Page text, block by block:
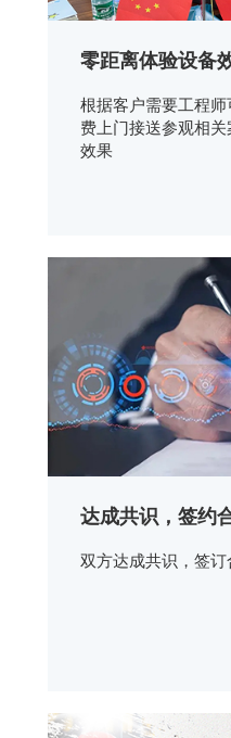
零距离体验设备
根据客户需要工程
费上门接送参观相
效果
达成共识，签约
双方达成共识，签